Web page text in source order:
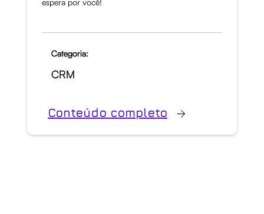
espera por você!
Categoria:
CRM
Conteúdo completo